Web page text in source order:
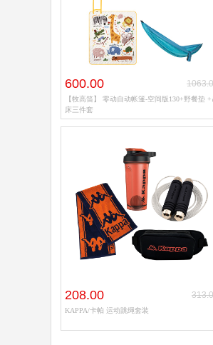
600.00
【牧高笛】 零动自动帐篷-空间版130+野餐垫 +
床三件套
208.00
KAPPA/卡帕 运动跳绳套装